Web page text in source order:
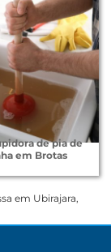
de pia de
em Brotas
em Ubirajara,